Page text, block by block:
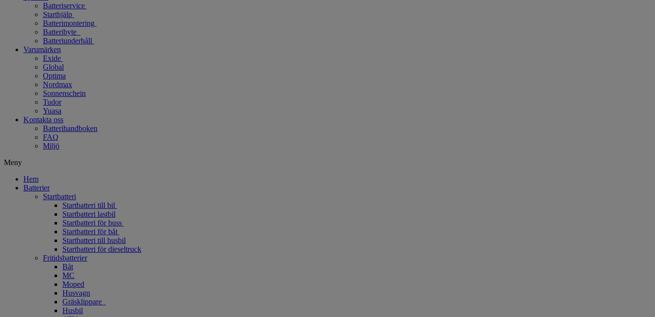
Batteriservice
Starthjälp
Batterimontering
Batteribyte
Batteriunderhåll
Varumärken
Exide
Global
Optima
Nordmax
Sonnenschein
Tudor
Yuasa
Kontakta oss
Batterihandboken
FAQ
Miljö
Meny
Hem
Batterier
Startbatteri
Startbatteri till bil
Startbatteri lastbil
Startbatteri för buss
Startbatteri för båt
Startbatteri till husbil
Startbatteri för dieseltruck
Fritidsbatterier
Båt
MC
Moped
Husvagn
Gräsklippare
Husbil